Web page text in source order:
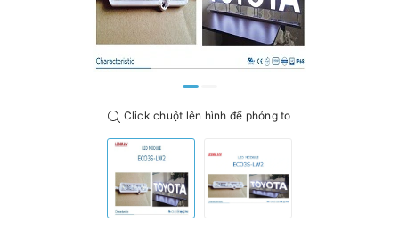
Click chuột lên hình để phóng to